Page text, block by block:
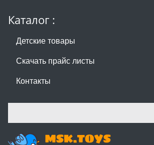
Каталог :
Детские товары
Скачать прайс листы
Контакты